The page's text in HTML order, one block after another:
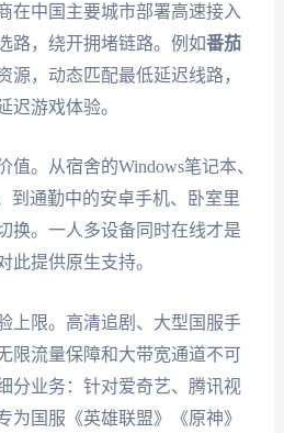
在中国主要城市部署高速接入
路，绕开拥堵链路。例如番茄
源，动态匹配最低延迟线路，
迟游戏体验。
。从宿舍的Windows笔记本、
到通勤中的安卓手机、卧室里
换。一人多设备同时在线才是
此提供原生支持。
上限。高清追剧、大型国服手
限流量保障和大带宽通道不可
分业务：针对爱奇艺、腾讯视
为国服《英雄联盟》《原神》